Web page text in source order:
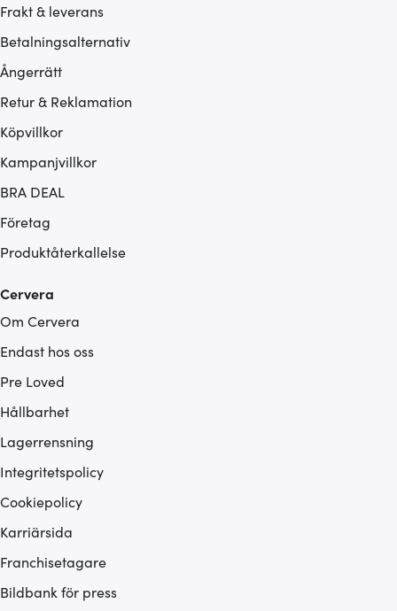
Frakt & leverans
Betalningsalternativ
Ångerrätt
Retur & Reklamation
Köpvillkor
Kampanjvillkor
BRA DEAL
Företag
Produktåterkallelse
Cervera
Om Cervera
Endast hos oss
Pre Loved
Hållbarhet
Lagerrensning
Integritetspolicy
Cookiepolicy
Karriärsida
Franchisetagare
Bildbank för press